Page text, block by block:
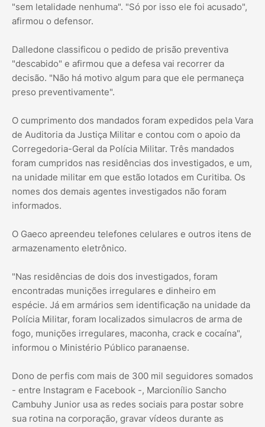
"sem letalidade nenhuma". "Só por isso ele foi acusado",
afirmou o defensor.
Dalledone classificou o pedido de prisão preventiva
"descabido" e afirmou que a defesa vai recorrer da
decisão. "Não há motivo algum para que ele permaneça
preso preventivamente".
O cumprimento dos mandados foram expedidos pela Vara
de Auditoria da Justiça Militar e contou com o apoio da
Corregedoria-Geral da Polícia Militar. Três mandados
foram cumpridos nas residências dos investigados, e um,
na unidade militar em que estão lotados em Curitiba. Os
nomes dos demais agentes investigados não foram
informados.
O Gaeco apreendeu telefones celulares e outros itens de
armazenamento eletrônico.
"Nas residências de dois dos investigados, foram
encontradas munições irregulares e dinheiro em
espécie. Já em armários sem identificação na unidade da
Polícia Militar, foram localizados simulacros de arma de
fogo, munições irregulares, maconha, crack e cocaína",
informou o Ministério Público paranaense.
Dono de perfis com mais de 300 mil seguidores somados
- entre Instagram e Facebook -, Marcionílio Sancho
Cambuhy Junior usa as redes sociais para postar sobre
sua rotina na corporação, gravar vídeos durante as